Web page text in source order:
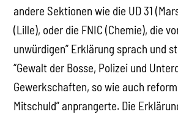
andere Sektionen wie die UD 31
(Lille), oder die FNIC (Chemie), die
unwürdigen” Erklärung sprach und
“Gewalt der Bosse, Polizei und
Gewerkschaften, so wie auch
Mitschuld” anprangerte. Die